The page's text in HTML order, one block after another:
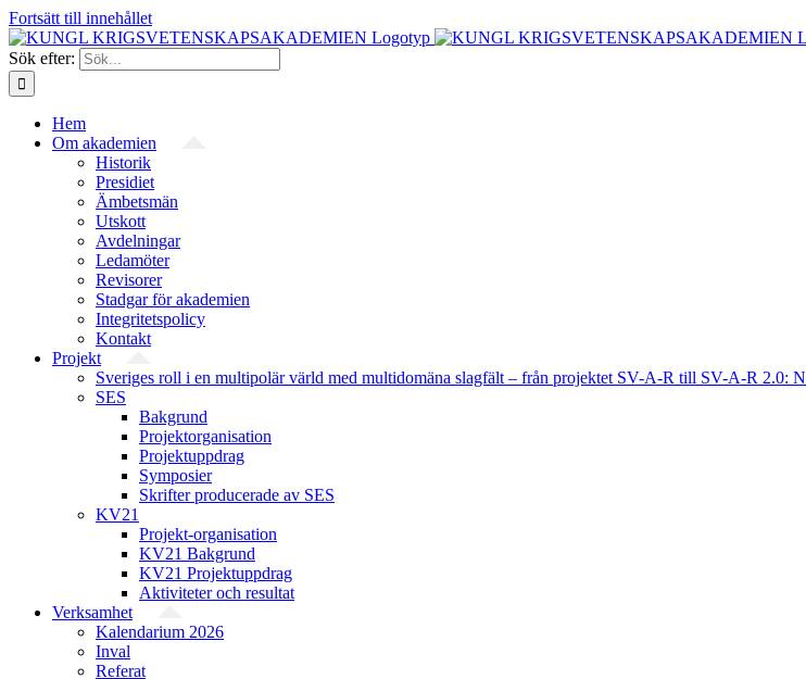
Fortsätt till innehållet
Sök efter:
Hem
Om akademien
Historik
Presidiet
Ämbetsmän
Utskott
Avdelningar
Ledamöter
Revisorer
Stadgar för akademien
Integritetspolicy
Kontakt
Projekt
Sveriges roll i en multipolär värld med multidomäna slagfält – från projektet SV-A-R till SV-A-R 2.0:
SES
Bakgrund
Projekt­organisation
Projektuppdrag
Symposier
Skrifter producerade av SES
KV21
Projekt-organisation
KV21 Bakgrund
KV21 Projektuppdrag
Aktiviteter och resultat
Verksamhet
Kalendarium 2026
Inval
Referat